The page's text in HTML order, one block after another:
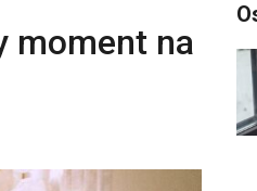
moment na